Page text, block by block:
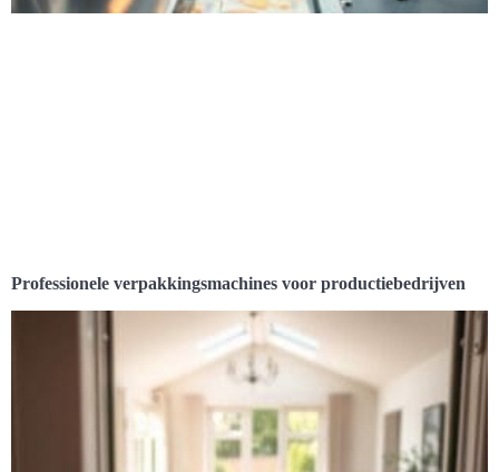
Professionele verpakkingsmachines voor productiebedrijven